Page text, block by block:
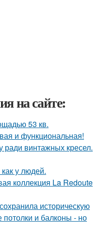
на сайте:
53 кв.
и функциональная!
ради винтажных кресел.
у людей.
коллекция La Redoute
историческую
потолки и балконы - но